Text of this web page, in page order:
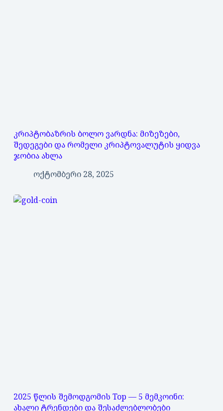
კრიპტობაზრის ბოლო ვარდნა: მიზეზები,
შედეგები და რომელი კრიპტოვალუტის ყიდვა
ჯობია ახლა
ოქტომბერი 28, 2025
2025 წლის შემოდგომის Top — 5 მემკოინი:
ახალი ტრენდები და შესაძლებლობები